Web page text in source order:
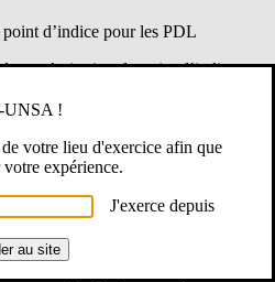
d’indice pour les PDL
revalorisation du point d’indice est
dès le 1er janvier.
social en juin. La proposition était
la validation était confirmée en
donc pas de salaire majoré en
UNSA !
votre lieu d'exercice afin que
expérience.
J'exerce depuis
au site